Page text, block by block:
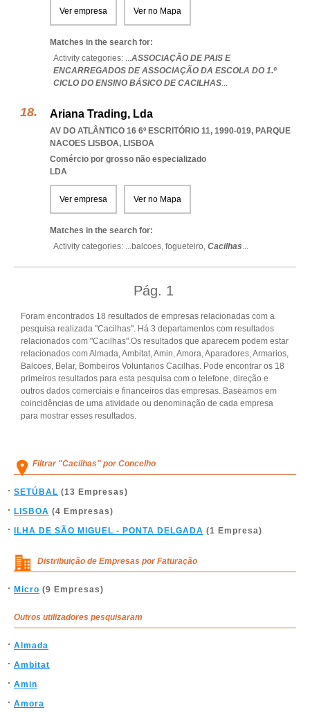
Ver empresa Ver no Mapa
Matches in the search for:
Activity categories: ...ASSOCIAÇÃO DE PAIS E
ENCARREGADOS DE ASSOCIAÇÃO DA ESCOLA DO 1.º
CICLO DO ENSINO BÁSICO DE CACILHAS...
Ariana Trading, Lda
AV DO ATLÂNTICO 16 6º ESCRITÓRIO 11, 1990-019, PARQUE
NACOES LISBOA, LISBOA
Comércio por grosso não especializado
LDA
Ver empresa Ver no Mapa
Matches in the search for:
Activity categories: ...balcoes, fogueteiro, Cacilhas...
Pág. 1
Foram encontrados 18 resultados de empresas relacionadas com a
pesquisa realizada "Cacilhas". Há 3 departamentos com resultados
relacionados com "Cacilhas".Os resultados que aparecem podem estar
relacionados com Almada, Ambitat, Amin, Amora, Aparadores, Armarios,
Balcoes, Belar, Bombeiros Voluntarios Cacilhas. Pode encontrar os 18
primeiros resultados para esta pesquisa com o telefone, direção e
outros dados comerciais e financeiros das empresas. Baseamos em
coincidências de uma atividade ou denominação de cada empresa
para mostrar esses resultados.
Filtrar "Cacilhas" por Concelho
SETÚBAL (13 Empresas)
LISBOA (4 Empresas)
ILHA DE SÃO MIGUEL - PONTA DELGADA (1 Empresa)
Distribuição de Empresas por Faturação
Micro (9 Empresas)
Outros utilizadores pesquisaram
Almada
Ambitat
Amin
Amora